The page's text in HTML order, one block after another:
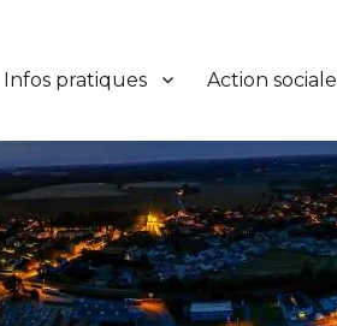
Infos pratiques Action sociale